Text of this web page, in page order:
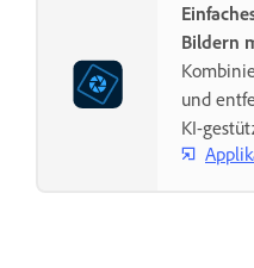
Bildern
und
KI-